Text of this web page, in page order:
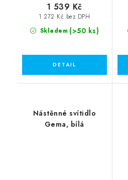
Skladem (>50 ks)
1 272 Kč bez DPH
1 539 Kč
Nástěnné svítidlo
Gema, bílá